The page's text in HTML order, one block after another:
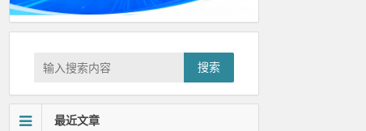
搜索
最近文章